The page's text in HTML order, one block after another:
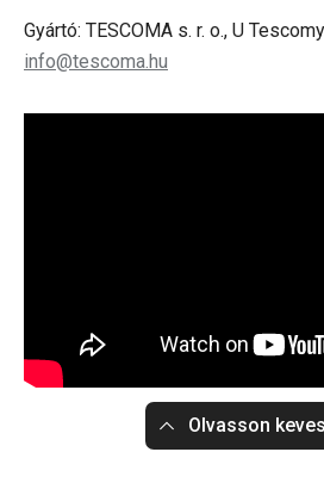
Gyártó: TESCOMA s. r. o., U
info@tescoma.hu
Olvasson